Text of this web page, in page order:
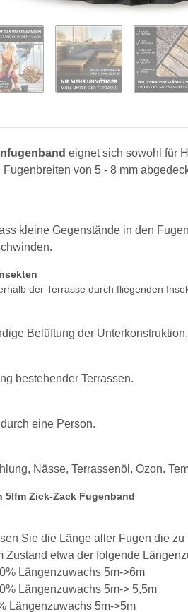
eignet sich sowohl für
von 5 - 8 mm
kleine Gegenstände in den Fugen
der Terrasse durch fliegenden
Belüftung der Unterkonstruktion.
bestehender Terrassen.
eine Person.
Nässe, Terrassenöl, Ozon.
5lfm Zick-Zack Fugenband
Sie die Länge aller Fugen die
Zustand etwa der folgende
Längenzuwachs 5m->6m
Längenzuwachs 5m-> 5,5m
Längenzuwachs 5m->5m